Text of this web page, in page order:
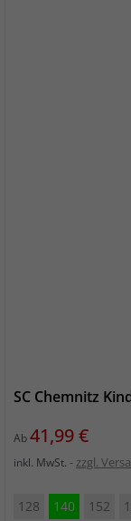
SC Chemnitz
AbPreis
41,99 €
inkl. MwSt. zzgl.
128 140 152